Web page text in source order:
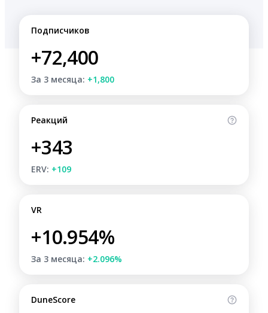
Подписчиков
+72,400
За 3 месяца: +1,800
Реакций
+343
ERV: +109
VR
+10.954%
За 3 месяца: +2.096%
DuneScore